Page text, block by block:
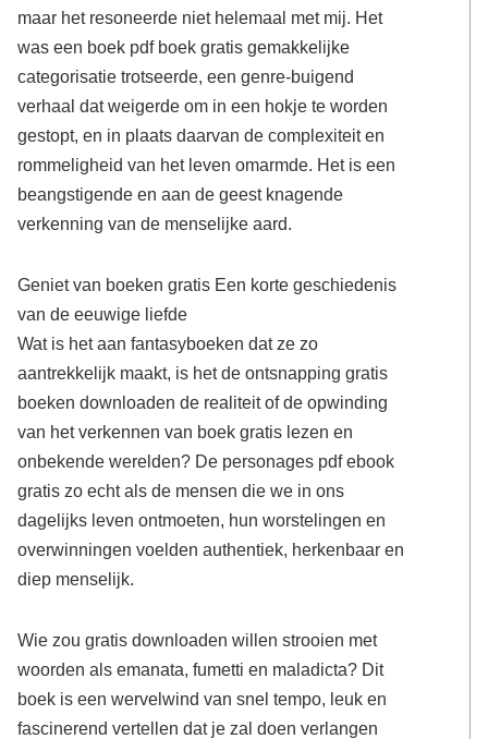
maar het resoneerde niet helemaal met mij. Het
was een boek pdf boek gratis gemakkelijke
categorisatie trotseerde, een genre-buigend
verhaal dat weigerde om in een hokje te worden
gestopt, en in plaats daarvan de complexiteit en
rommeligheid van het leven omarmde. Het is een
beangstigende en aan de geest knagende
verkenning van de menselijke aard.
Geniet van boeken gratis Een korte geschiedenis
van de eeuwige liefde
Wat is het aan fantasyboeken dat ze zo
aantrekkelijk maakt, is het de ontsnapping gratis
boeken downloaden de realiteit of de opwinding
van het verkennen van boek gratis lezen en
onbekende werelden? De personages pdf ebook
gratis zo echt als de mensen die we in ons
dagelijks leven ontmoeten, hun worstelingen en
overwinningen voelden authentiek, herkenbaar en
diep menselijk.
Wie zou gratis downloaden willen strooien met
woorden als emanata, fumetti en maladicta? Dit
boek is een wervelwind van snel tempo, leuk en
fascinerend vertellen dat je zal doen verlangen